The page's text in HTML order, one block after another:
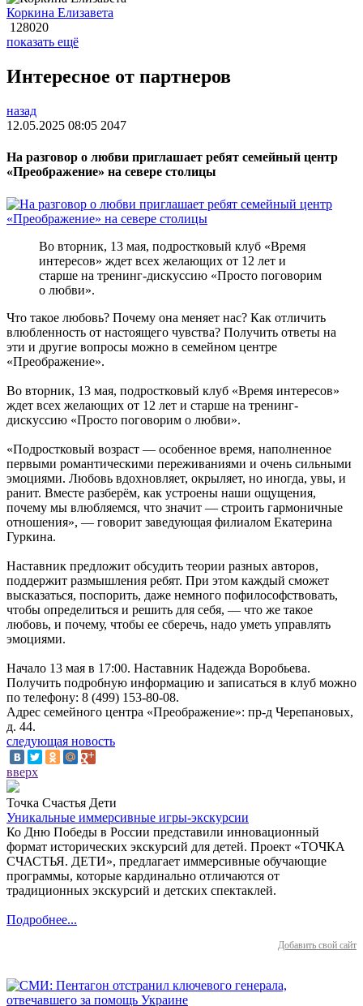
Коркина Елизавета
128020
показать ещё
Интересное от партнеров
назад
12.05.2025 08:05 2047
На разговор о любви приглашает ребят семейный центр
«Преображение» на севере столицы
Во вторник, 13 мая, подростковый клуб «Время
интересов» ждет всех желающих от 12 лет и
старше на тренинг-дискуссию «Просто поговорим
о любви».
Что такое любовь? Почему она меняет нас? Как отличить
влюбленность от настоящего чувства? Получить ответы на
эти и другие вопросы можно в семейном центре
«Преображение».
Во вторник, 13 мая, подростковый клуб «Время интересов»
ждет всех желающих от 12 лет и старше на тренинг-
дискуссию «Просто поговорим о любви».
«Подростковый возраст — особенное время, наполненное
первыми романтическими переживаниями и очень сильными
эмоциями. Любовь вдохновляет, окрыляет, но иногда, увы, и
ранит. Вместе разберём, как устроены наши ощущения,
почему мы влюбляемся, что значит ― строить гармоничные
отношения», ― говорит заведующая филиалом Екатерина
Гуркина.
Наставник предложит обсудить теории разных авторов,
поддержит размышления ребят. При этом каждый сможет
высказаться, поспорить, даже немного пофилософствовать,
чтобы определиться и решить для себя, ― что же такое
любовь, и почему, чтобы ее сберечь, надо уметь управлять
эмоциями.
Начало 13 мая в 17:00. Наставник Надежда Воробьева.
Получить подробную информацию и записаться в клуб можно
по телефону: 8 (499) 153-80-08.
Адрес семейного центра «Преображение»: пр-д Черепановых,
д. 44.
следующая новость
вверх
Точка Счастья Дети
Уникальные иммерсивные игры-экскурсии
Ко Дню Победы в России представили инновационный
формат исторических экскурсий для детей. Проект «ТОЧКА
СЧАСТЬЯ. ДЕТИ», предлагает иммерсивные обучающие
программы, которые кардинально отличаются от
традиционных экскурсий и детских спектаклей.
Подробнее...
Добавить свой сайт